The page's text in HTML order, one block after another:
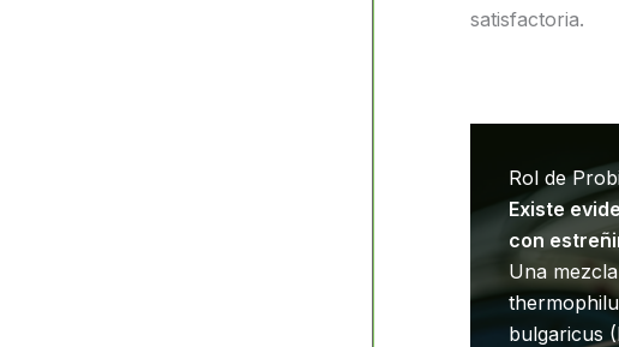
satisfactoria.
Rol de
Existe
con
Una
bulgaricus